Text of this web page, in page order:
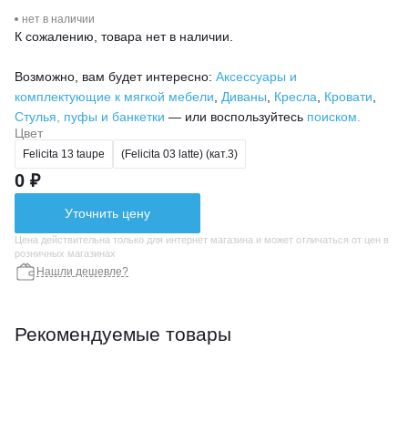
нет в наличии
К сожалению, товара нет в наличии.
Возможно, вам будет интересно: Аксессуары и
комплектующие к мягкой мебели, Диваны, Кресла, Кровати,
Стулья, пуфы и банкетки — или воспользуйтесь поиском.
Цвет
Felicita 13 taupe (Felicita 03 latte) (кат.3)
0 ₽
Уточнить цену
Цена действительна только для интернет магазина и может отличаться от цен в
розничных магазинах
Нашли дешевле?
Рекомендуемые товары